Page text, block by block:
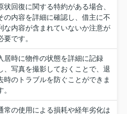
状回復に関する特約がある場合、
の内容を詳細に確認し、借主に不
な内容が含まれていないか注意が
要です。
居時に物件の状態を詳細に記録
、写真を撮影しておくことで、退
時のトラブルを防ぐことができま
。
常の使用による損耗や経年劣化は